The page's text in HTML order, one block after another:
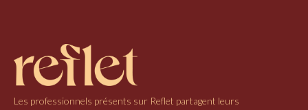
Les professionnels présents sur Reflet partagent leurs